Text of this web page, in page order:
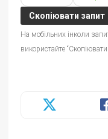
Скопіювати запит
На мобільних інколи
використайте “Скопіювати